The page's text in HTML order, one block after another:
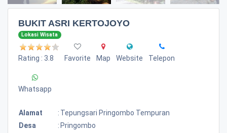
BUKIT ASRI KERTOJOYO
Lokasi Wisata
Rating : 3.8 Favorite Map Website Telepon
Whatsapp
Alamat : Tepungsari Pringombo Tempuran
Desa
: Pringombo